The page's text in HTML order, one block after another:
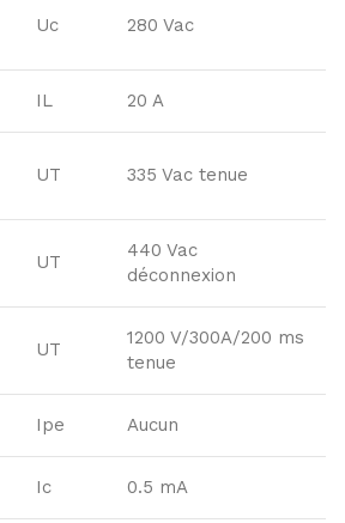
Uc 280 Vac
IL 20 A
UT 335 Vac tenue
UT
440 Vac
déconnexion
UT
1200 V/300A/200 ms
tenue
Ipe Aucun
Ic 0.5 mA